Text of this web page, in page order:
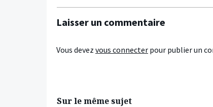
Laisser un commentaire
Vous devez vous connecter pour publier un
Sur le même sujet